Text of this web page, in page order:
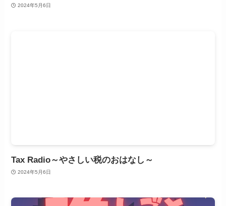
2024年5月6日
Tax Radio～やさしい税のおはなし～
2024年5月6日